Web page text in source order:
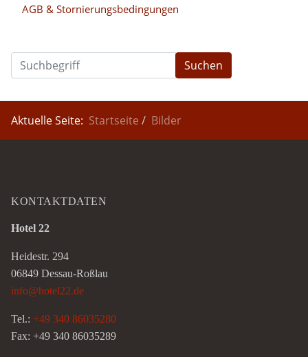
AGB & Stornierungsbedingungen
Suchen
Aktuelle Seite: Startseite Bilder
KONTAKTDATEN
Hotel 22
Heidestr. 294
06849 Dessau-Roßlau
info@hotel22.de
Tel.: +49 340 86035280
Fax: +49 340 86035289